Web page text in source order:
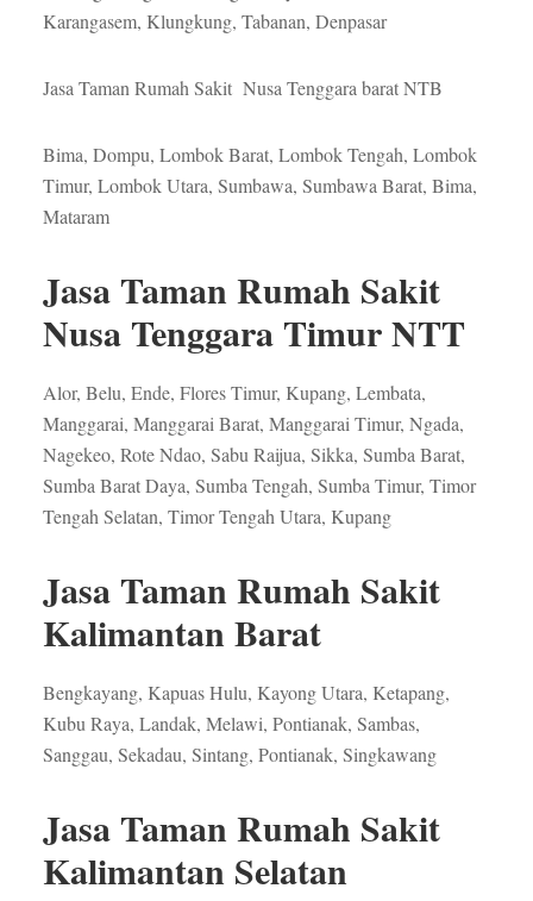
Karangasem, Klungkung, Tabanan, Denpasar
Jasa Taman Rumah Sakit Nusa Tenggara barat NTB
Bima, Dompu, Lombok Barat, Lombok Tengah, Lombok
Timur, Lombok Utara, Sumbawa, Sumbawa Barat, Bima,
Mataram
Jasa Taman Rumah Sakit
Nusa Tenggara Timur NTT
Alor, Belu, Ende, Flores Timur, Kupang, Lembata,
Manggarai, Manggarai Barat, Manggarai Timur, Ngada,
Nagekeo, Rote Ndao, Sabu Raijua, Sikka, Sumba Barat,
Sumba Barat Daya, Sumba Tengah, Sumba Timur, Timor
Tengah Selatan, Timor Tengah Utara, Kupang
Jasa Taman Rumah Sakit
Kalimantan Barat
Bengkayang, Kapuas Hulu, Kayong Utara, Ketapang,
Kubu Raya, Landak, Melawi, Pontianak, Sambas,
Sanggau, Sekadau, Sintang, Pontianak, Singkawang
Jasa Taman Rumah Sakit
Kalimantan Selatan